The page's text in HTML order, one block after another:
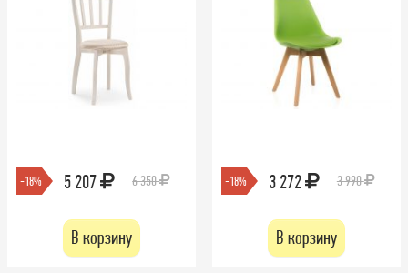
-18% 5 207 6 350
В корзину
-18% 3 272 3 990
В корзину